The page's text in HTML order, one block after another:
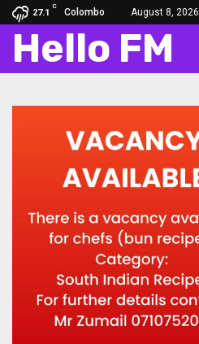
27.1
C
Colombo August 8, 2026
Hello FM